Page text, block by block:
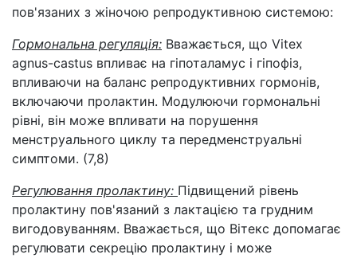
пов'язаних з жіночою репродуктивною системою:
Гормональна регуляція: Вважається, що Vitex
agnus-castus впливає на гіпоталамус і гіпофіз,
впливаючи на баланс репродуктивних гормонів,
включаючи пролактин. Модулюючи гормональні
рівні, він може впливати на порушення
менструального циклу та передменструальні
симптоми. (7,8)
Регулювання пролактину: Підвищений рівень
пролактину пов'язаний з лактацією та грудним
вигодовуванням. Вважається, що Вітекс допомагає
регулювати секрецію пролактину і може